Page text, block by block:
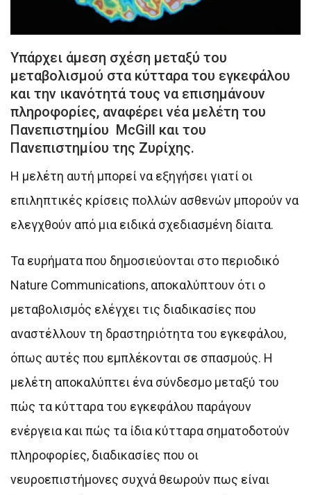
Υπάρχει άμεση σχέση μεταξύ του
μεταβολισμού στα κύτταρα του εγκεφάλου
και την ικανότητά τους να επισημάνουν
πληροφορίες, αναφέρει νέα μελέτη του
Πανεπιστημίου McGill και του
Πανεπιστημίου της Ζυρίχης.
Η μελέτη αυτή μπορεί να εξηγήσει γιατί οι
επιληπτικές κρίσεις πολλών ασθενών μπορούν να
ελεγχθούν από μια ειδικά σχεδιασμένη δίαιτα.
Τα ευρήματα που δημοσιεύονται στο περιοδικό
Nature Communications, αποκαλύπτουν ότι ο
μεταβολισμός ελέγχει τις διαδικασίες που
αναστέλλουν τη δραστηριότητα του εγκεφάλου,
όπως αυτές που εμπλέκονται σε σπασμούς. Η
μελέτη αποκαλύπτει ένα σύνδεσμο μεταξύ του
πώς τα κύτταρα του εγκεφάλου παράγουν
ενέργεια και πώς τα ίδια κύτταρα σηματοδοτούν
πληροφορίες, διαδικασίες που οι
νευροεπιστήμονες συχνά θεωρούν πως είναι